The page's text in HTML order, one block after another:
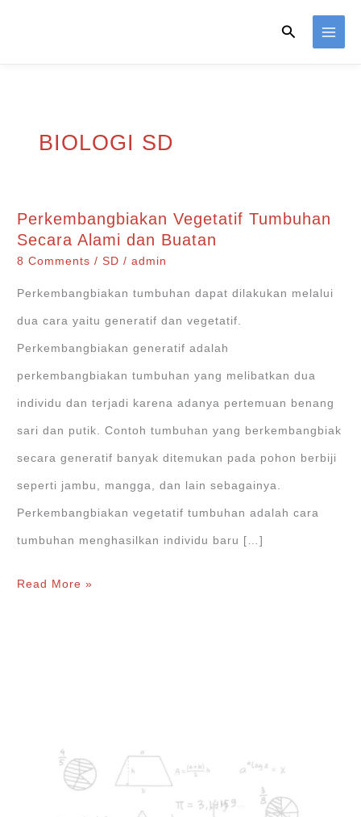
Search
BIOLOGI SD
Perkembangbiakan Vegetatif Tumbuhan
Secara Alami dan Buatan
8 Comments /SD /admin
Perkembangbiakan tumbuhan dapat dilakukan melalui
dua cara yaitu generatif dan vegetatif.
Perkembangbiakan generatif adalah
perkembangbiakan tumbuhan yang melibatkan dua
individu dan terjadi karena adanya pertemuan benang
sari dan putik. Contoh tumbuhan yang berkembangbiak
secara generatif banyak ditemukan pada pohon berbiji
seperti jambu, mangga, dan lain sebagainya.
Perkembangbiakan vegetatif tumbuhan adalah cara
tumbuhan menghasilkan individu baru […]
Perkembangbiakan
Read More »